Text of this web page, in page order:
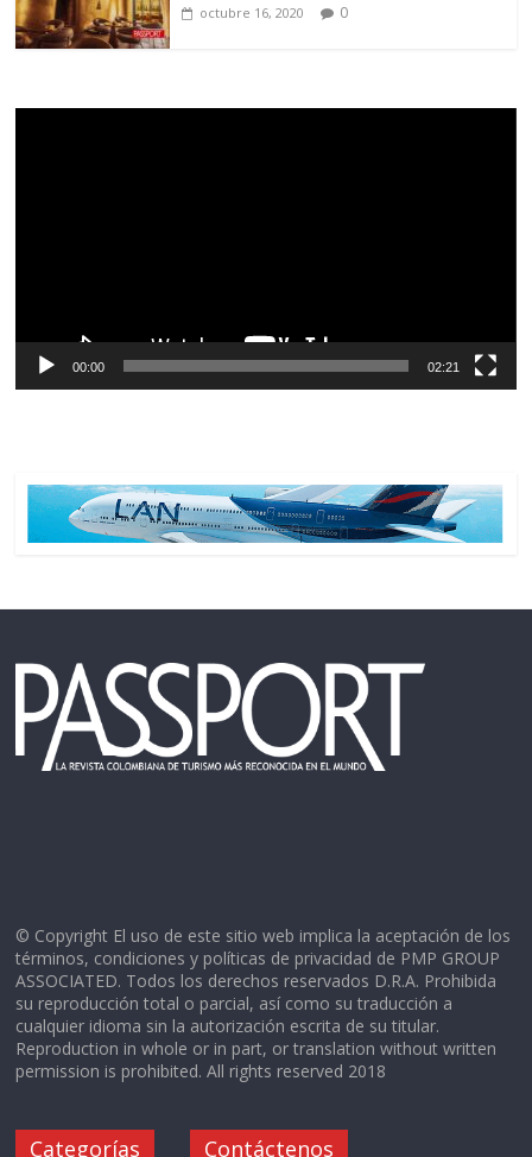
octubre 16, 2020 0
00:00 02:21
© Copyright El uso de este sitio web implica la aceptación de los
términos, condiciones y políticas de privacidad de PMP GROUP
ASSOCIATED. Todos los derechos reservados D.R.A. Prohibida
su reproducción total o parcial, así como su traducción a
cualquier idioma sin la autorización escrita de su titular.
Reproduction in whole or in part, or translation without written
permission is prohibited. All rights reserved 2018
Categorías Contáctenos